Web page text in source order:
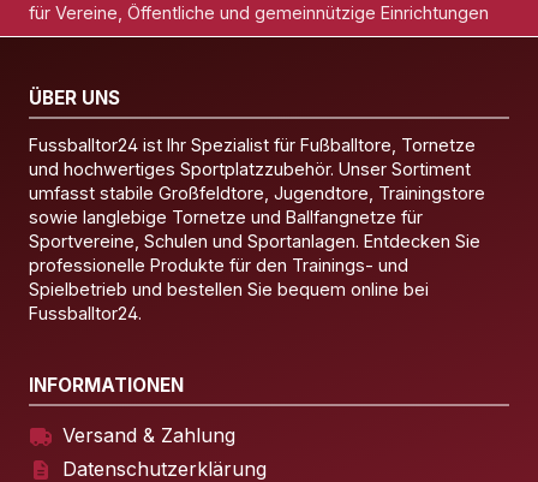
für Vereine, Öffentliche und gemeinnützige Einrichtungen
ÜBER UNS
Fussballtor24 ist Ihr Spezialist für Fußballtore, Tornetze
und hochwertiges Sportplatzzubehör. Unser Sortiment
umfasst stabile Großfeldtore, Jugendtore, Trainingstore
sowie langlebige Tornetze und Ballfangnetze für
Sportvereine, Schulen und Sportanlagen. Entdecken Sie
professionelle Produkte für den Trainings- und
Spielbetrieb und bestellen Sie bequem online bei
Fussballtor24.
INFORMATIONEN
Versand & Zahlung
Datenschutzerklärung